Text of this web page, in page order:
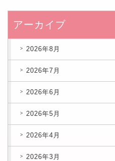
アーカイブ
2026年8月
2026年7月
2026年6月
2026年5月
2026年4月
2026年3月